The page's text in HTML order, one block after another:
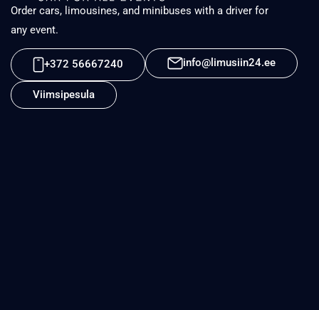
Order cars, limousines, and minibuses with a driver for
any event.
+372 56667240 info@limusiin24.ee
Viimsipesula